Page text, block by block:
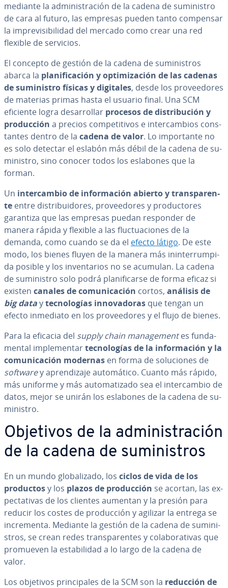
mediante la ad­mi­ni­s­tra­ción de la cadena de su­mi­ni­s­tro
de cara al futuro, las empresas pueden tanto compensar
la im­pre­vi­si­bi­li­dad del mercado como crear una red
flexible de servicios.
El concepto de gestión de la cadena de su­mi­ni­s­tros
abarca la pla­ni­fi­ca­ción y op­ti­mi­za­ción de las cadenas
de su­mi­ni­s­tro físicas y digitales, desde los pro­vee­do­res
de materias primas hasta el usuario final. Una SCM
eficiente logra de­sa­rro­llar procesos de di­s­tri­bu­ción y
pro­du­c­ción a precios co­m­pe­ti­ti­vos e in­te­r­ca­m­bios co­n­s­
ta­n­tes dentro de la cadena de valor. Lo im­po­r­ta­n­te no
es solo detectar el eslabón más débil de la cadena de su­
mi­ni­s­tro, sino conocer todos los eslabones que la
forman.
Un in­te­r­ca­m­bio de in­fo­r­ma­ción abierto y tra­n­s­pa­re­n­
te entre di­s­tri­bui­do­res, pro­vee­do­res y pro­du­c­to­res
garantiza que las empresas puedan responder de
manera rápida y flexible a las flu­c­tua­cio­nes de la
demanda, como cuando se da el efecto látigo. De este
modo, los bienes fluyen de la manera más in­i­n­te­rru­m­pi­
da posible y los in­ve­n­ta­rios no se acumulan. La cadena
de su­mi­ni­s­tro solo podrá pla­ni­fi­car­se de forma eficaz si
existen canales de co­mu­ni­ca­ción cortos, análisis de
big datayte­c­no­lo­gías in­no­va­do­ras que tengan un
efecto inmediato en los pro­vee­do­res y el flujo de bienes.
Para la eficacia del supply chain ma­na­ge­me­ntes fu­n­da­
me­n­tal im­ple­me­n­tarte­c­no­lo­gías de la in­fo­r­ma­ción y la
co­mu­ni­ca­ción modernas en forma de so­lu­cio­nes de
softwarey apre­n­di­za­je au­to­má­ti­co. Cuanto más rápido,
más uniforme y más au­to­ma­ti­za­do sea el in­te­r­ca­m­bio de
datos, mejor se unirán los eslabones de la cadena de su­
mi­ni­s­tro.
Objetivos de la ad­mi­ni­s­tra­ción
de la cadena de su­mi­ni­s­tros
En un mundo glo­ba­li­za­do, los ciclos de vida de los
productosy los plazos de pro­du­c­ción se acortan, las ex­
pe­c­ta­ti­vas de los clientes aumentan y la presión para
reducir los costes de pro­du­c­ción y agilizar la entrega se
in­cre­me­n­ta. Mediante la gestión de la cadena de su­mi­ni­
s­tros, se crean redes tra­n­s­pa­re­n­tes y co­la­bo­ra­ti­vas que
promueven la es­ta­bi­li­dad a lo largo de la cadena de
valor.
Los objetivos pri­n­ci­pa­les de la SCM son la reducción de